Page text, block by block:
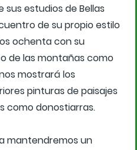
sus estudios de Bellas
de su propio estilo
ochenta con su
de las montañas como
mostrará los
pinturas de paisajes
como donostiarras.
mantendremos un